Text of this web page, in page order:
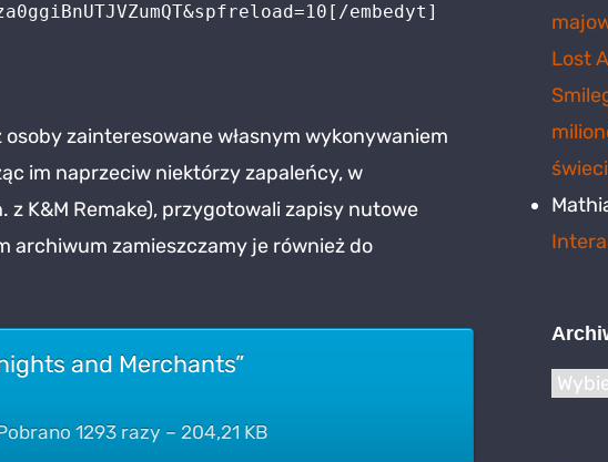
embedyt]
zainteresowane własnym wykonywaniem
im naprzeciw niektórzy zapaleńcy, w
z K&M Remake), przygotowali zapisy nutowe
archiwum zamieszczamy je również do
and Merchants”
1293 razy – 204,21 KB
Lost